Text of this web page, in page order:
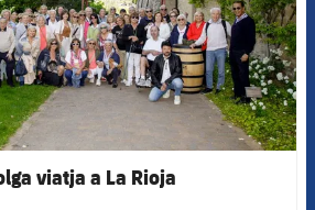
viatja a La Rioja